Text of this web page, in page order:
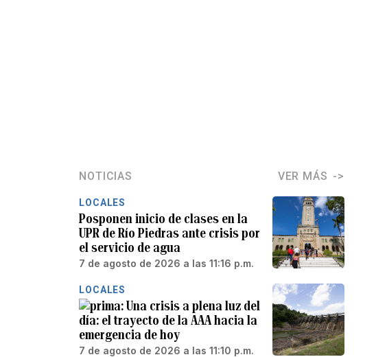
NOTICIAS VER MÁS
LOCALES
Posponen inicio de clases en la
UPR de Río Piedras ante crisis por
el servicio de agua
7 de agosto de 2026 a las 11:16 p.m.
LOCALES
Una crisis a plena luz del
día: el trayecto de la AAA hacia la
emergencia de hoy
7 de agosto de 2026 a las 11:10 p.m.